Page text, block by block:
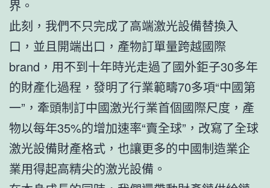
界。
此刻，我們不只完成了高端激光設備替換入
口，並且開端出口，產物訂單量跨越國際
brand，用不到十年時光走過了國外鉅子30多年
的財產化過程，發明了行業範疇70多項“中國第
一”，牽頭制訂中國激光行業首個國際尺度，產
物以每年35%的增加速率“賣全球”，改寫了全球
激光設備財產格式，也讓更多的中國制造業企
業用得起高精尖的激光設備。